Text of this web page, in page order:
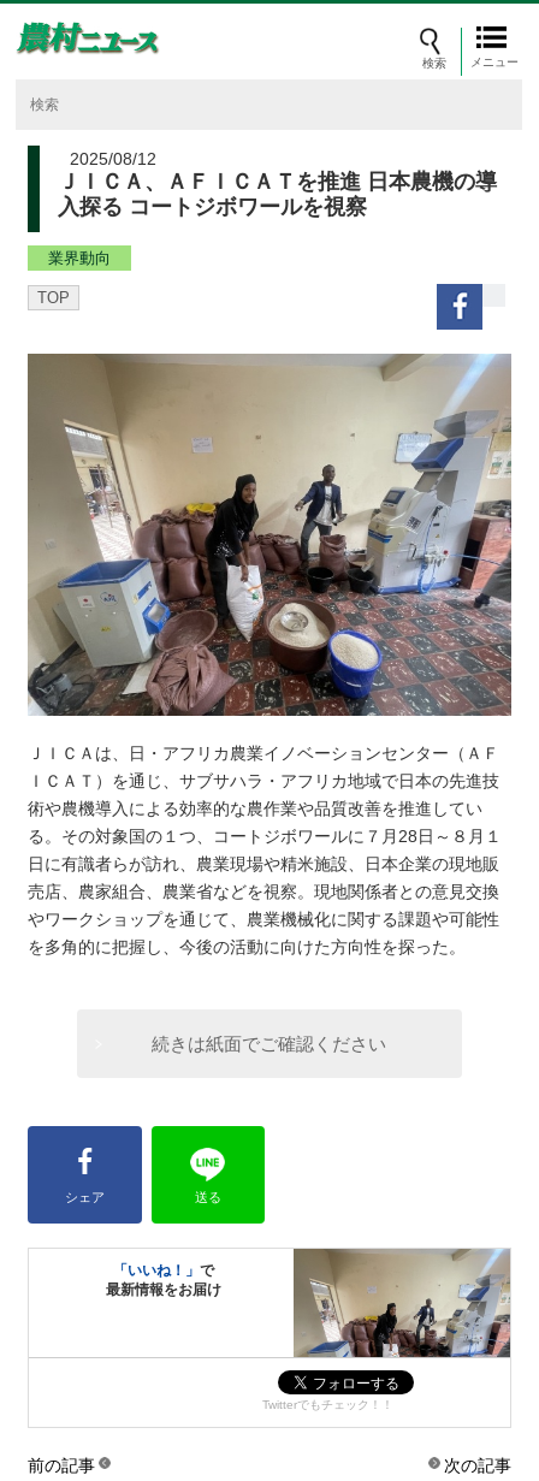
メニュー
2025/08/12
ＪＩＣＡ、ＡＦＩＣＡＴを推進 日本農機の導
入探る コートジボワールを視察
業界動向
TOP
ＪＩＣＡは、日・アフリカ農業イノベーションセンター（ＡＦ
ＩＣＡＴ）を通じ、サブサハラ・アフリカ地域で日本の先進技
術や農機導入による効率的な農作業や品質改善を推進してい
る。その対象国の１つ、コートジボワールに７月28日～８月１
日に有識者らが訪れ、農業現場や精米施設、日本企業の現地販
売店、農家組合、農業省などを視察。現地関係者との意見交換
やワークショップを通じて、農業機械化に関する課題や可能性
を多角的に把握し、今後の活動に向けた方向性を探った。
続きは紙面でご確認ください
シェア 送る
「いいね！」で
最新情報をお届け
Twitterでもチェック！！
前の記事 次の記事